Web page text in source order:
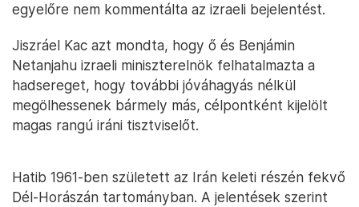
egyelőre nem kommentálta az izraeli bejelentést.
Jiszráel Kac azt mondta, hogy ő és Benjámin
Netanjahu izraeli miniszterelnök felhatalmazta a
hadsereget, hogy további jóváhagyás nélkül
megölhessenek bármely más, célpontként kijelölt
magas rangú iráni tisztviselőt.
Hatib 1961-ben született az Irán keleti részén fekvő
Dél-Horászán tartományban. A jelentések szerint